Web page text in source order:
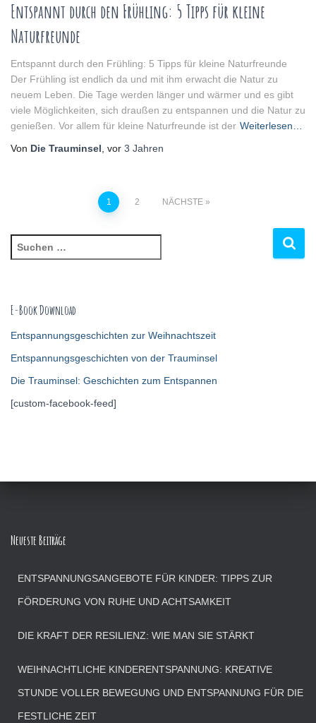
Entspannt durch den Frühling: 5 Tipps für kleine
Naturfreunde
Entspannt durch den Frühling: 5 Tipps für kleine Naturfreunde
Der Frühling ist endlich da und mit ihm erwacht die Natur zu
neuem Leben. Die Tage werden länger und wärmer und es gibt
viele Möglichkeiten, sich draußen zu entspannen und die Natur zu
genießen. Vor allem für kleine Naturfreunde ist der Weiterlesen…
Von Die Trauminsel , vor 3 Jahren
1 2 NÄCHSTE
E-Book Download
Entspannungsgeschichten zur Weihnachtszeit
Entspannungsgeschichten von der Trauminsel
Die Trauminsel: Geschichten zum Entspannen
[custom-facebook-feed]
Neueste Beiträge
ENTSPANNUNGSANGEBOTE FÜR KINDER: TIPPS ZUR
FÖRDERUNG VON RUHE UND ACHTSAMKEIT
DIE KRAFT DER RESILIENZ: WIE MAN SIE STÄRKT
WEIHNACHTLICHE KINDERENTSPANNUNG: KREATIVE
STUNDE VOLLER BEWEGUNG UND ENTSPANNUNG FÜR DIE
FESTLICHE ZEIT